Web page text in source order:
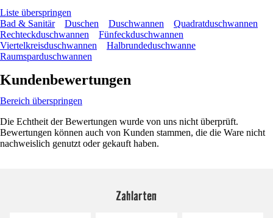
Liste überspringen
Bad & Sanitär
Duschen Duschwannen
Quadratduschwannen
Rechteckduschwannen
Fünfeckduschwannen
Viertelkreisduschwannen
Halbrundeduschwanne
Raumsparduschwannen
Kundenbewertungen
Bereich überspringen
Die Echtheit der Bewertungen wurde von uns nicht überprüft.
Bewertungen können auch von Kunden stammen, die die Ware nicht
nachweislich genutzt oder gekauft haben.
Zahlarten